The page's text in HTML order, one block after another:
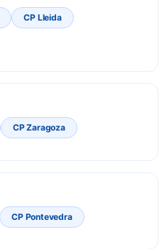
CP Lleida
CP Zaragoza
CP Pontevedra